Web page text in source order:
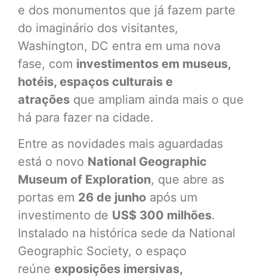
e dos monumentos que já fazem parte
do imaginário dos visitantes,
Washington, DC entra em uma nova
fase, com investimentos em museus,
hotéis, espaços culturais e
atrações que ampliam ainda mais o que
há para fazer na cidade.
Entre as novidades mais aguardadas
está o novo National Geographic
Museum of Exploration, que abre as
portas em 26 de junho após um
investimento de US$ 300 milhões.
Instalado na histórica sede da National
Geographic Society, o espaço
reúne exposições imersivas,